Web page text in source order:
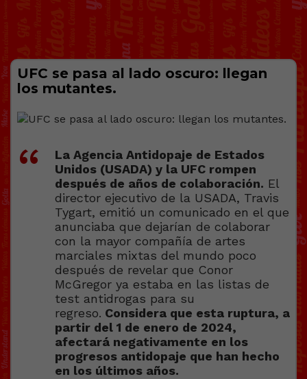
UFC se pasa al lado oscuro: llegan
los mutantes.
La Agencia Antidopaje de Estados
Unidos (USADA) y la UFC rompen
después de años de colaboración. El
director ejecutivo de la USADA, Travis
Tygart, emitió un comunicado en el que
anunciaba que dejarían de colaborar
con la mayor compañía de artes
marciales mixtas del mundo poco
después de revelar que Conor
McGregor ya estaba en las listas de
test antidrogas para su
regreso. Considera que esta ruptura, a
partir del 1 de enero de 2024,
afectará negativamente en los
progresos antidopaje que han hecho
en los últimos años.